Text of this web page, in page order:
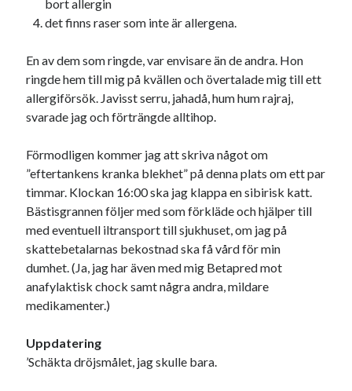
bort allergin
det finns raser som inte är allergena.
En av dem som ringde, var envisare än de andra. Hon
ringde hem till mig på kvällen och övertalade mig till ett
allergiförsök. Javisst serru, jahadå, hum hum rajraj,
svarade jag och förträngde alltihop.
Förmodligen kommer jag att skriva något om
”eftertankens kranka blekhet” på denna plats om ett par
timmar. Klockan 16:00 ska jag klappa en sibirisk katt.
Bästisgrannen följer med som förkläde och hjälper till
med eventuell iltransport till sjukhuset, om jag på
skattebetalarnas bekostnad ska få vård för min
dumhet. (Ja, jag har även med mig Betapred mot
anafylaktisk chock samt några andra, mildare
medikamenter.)
Uppdatering
’Schäkta dröjsmålet, jag skulle bara.